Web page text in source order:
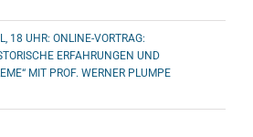
18 UHR: ONLINE-VORTRAG:
ERFAHRUNGEN UND
MIT PROF. WERNER PLUMPE